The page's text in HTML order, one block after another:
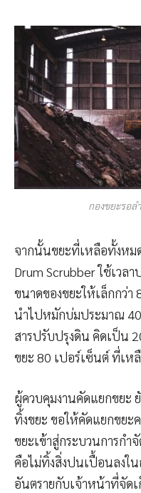
กองขยะรอล
จากนั้นขยะที่เหลือทั้งหม
Drum Scrubber ใช้เวล
ขนาดของขยะให้เล็กกว่า
นำไปหมักบ่มประมาณ
สารปรับปรุงดิน คิดเป็น
ขยะ 80 เปอร์เซ็นต์ ที่เ
ผู้ควบคุมงานคัดแยกขยะ
ทิ้งขยะ ขอให้คัดแยกขยะ
ขยะเข้าสู่กระบวนการก
คือไม่ทิ้งสิ่งปนเปื้อนลงใ
อันตรายกับเจ้าหน้าที่จัด